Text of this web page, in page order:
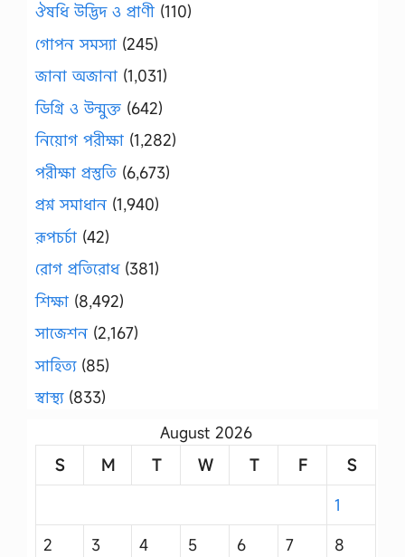
ঔষধি উদ্ভিদ ও প্রাণী (110)
গোপন সমস্যা (245)
জানা অজানা (1,031)
ডিগ্রি ও উন্মুক্ত (642)
নিয়োগ পরীক্ষা (1,282)
পরীক্ষা প্রস্তুতি (6,673)
প্রশ্ন সমাধান (1,940)
রূপচর্চা (42)
রোগ প্রতিরোধ(381)
শিক্ষা (8,492)
সাজেশন (2,167)
সাহিত্য(85)
স্বাস্থ্য(833)
August 2026
S
M T W T F
S
1
2
3 4 5 6 7 8